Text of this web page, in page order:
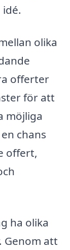
olika
offerter
för att
möjliga
chans
offert,
ha olika
Genom att